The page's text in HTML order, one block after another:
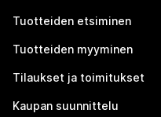
Tuotteiden etsiminen
Tuotteiden myyminen
Tilaukset ja toimitukset
Kaupan suunnittelu